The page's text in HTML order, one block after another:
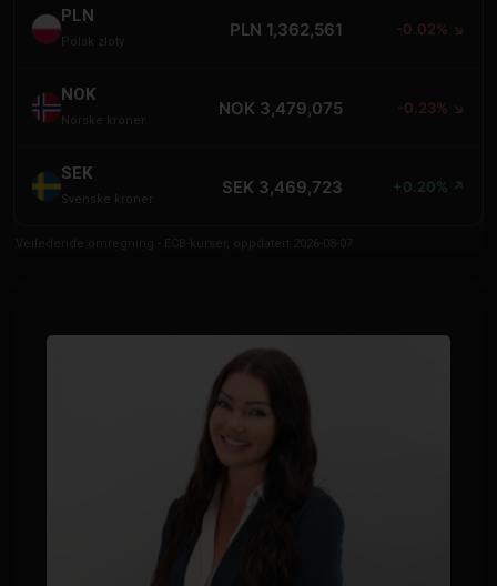
PLN
Polsk zloty
PLN 1,362,561 -0.02% ↘
NOK
Norske kroner
NOK 3,479,075 -0.23% ↘
SEK
Svenske kroner
SEK 3,469,723 +0.20% ↗